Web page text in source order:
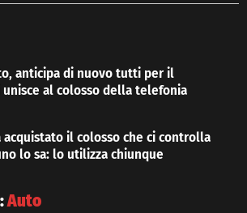
anticipa di nuovo tutti per il
unisce al colosso della telefonia
acquistato il colosso che ci controlla
lo sa: lo utilizza chiunque
Auto